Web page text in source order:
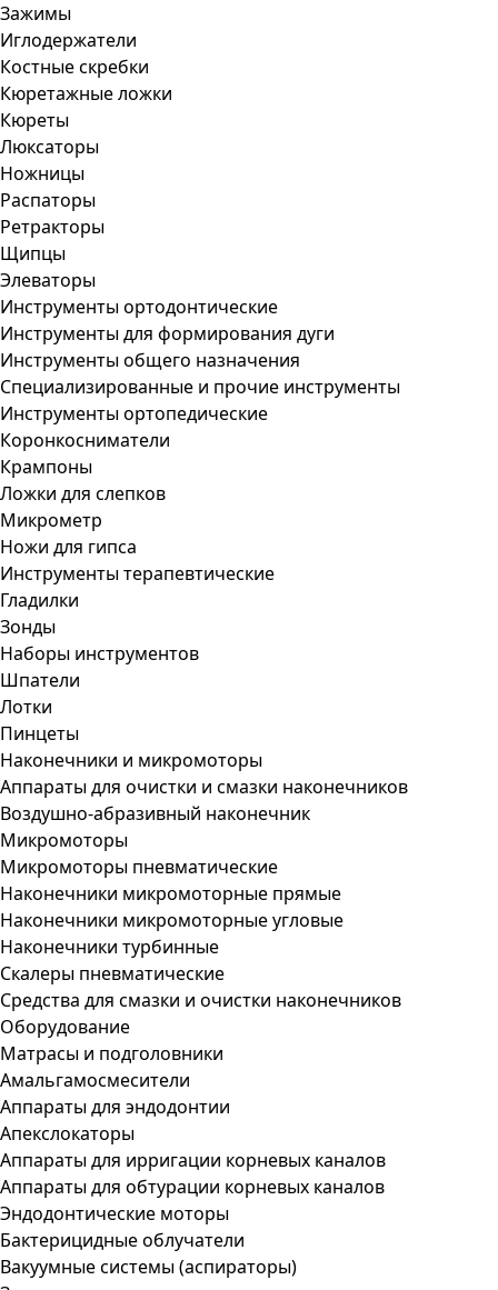
Зажимы
Иглодержатели
Костные скребки
Кюретажные ложки
Кюреты
Люксаторы
Ножницы
Распаторы
Ретракторы
Щипцы
Элеваторы
Инструменты ортодонтические
Инструменты для формирования дуги
Инструменты общего назначения
Специализированные и прочие инструменты
Инструменты ортопедические
Коронкосниматели
Крампоны
Ложки для слепков
Микрометр
Ножи для гипса
Инструменты терапевтические
Гладилки
Зонды
Наборы инструментов
Шпатели
Лотки
Пинцеты
Наконечники и микромоторы
Аппараты для очистки и смазки наконечников
Воздушно-абразивный наконечник
Микромоторы
Микромоторы пневматические
Наконечники микромоторные прямые
Наконечники микромоторные угловые
Наконечники турбинные
Скалеры пневматические
Средства для смазки и очистки наконечников
Оборудование
Матрасы и подголовники
Амальгамосмесители
Аппараты для эндодонтии
Апекслокаторы
Аппараты для ирригации корневых каналов
Аппараты для обтурации корневых каналов
Эндодонтические моторы
Бактерицидные облучатели
Вакуумные системы (аспираторы)